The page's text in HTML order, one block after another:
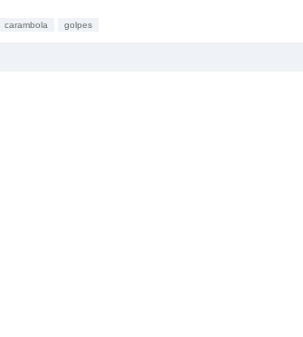
carambola golpes